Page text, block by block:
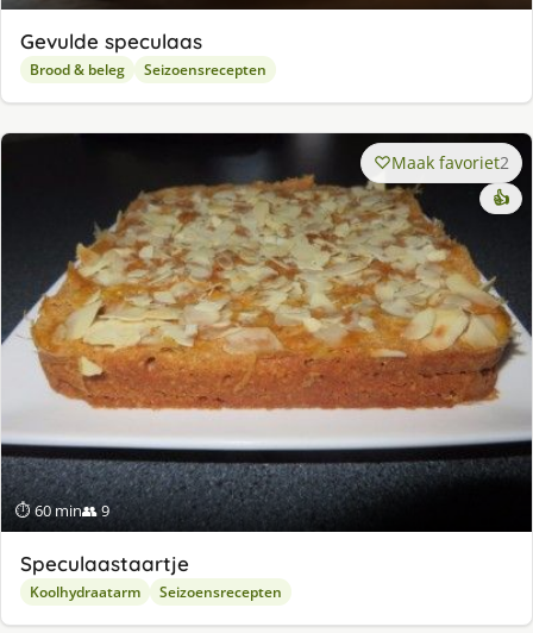
Gevulde speculaas
Brood & beleg Seizoensrecepten
⏱ 60 min👥 9
Maak favoriet2
👍
Speculaastaartje
Koolhydraatarm Seizoensrecepten